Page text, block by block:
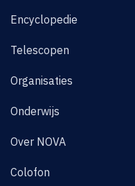
Encyclopedie
Telescopen
Organisaties
Onderwijs
Over NOVA
Colofon